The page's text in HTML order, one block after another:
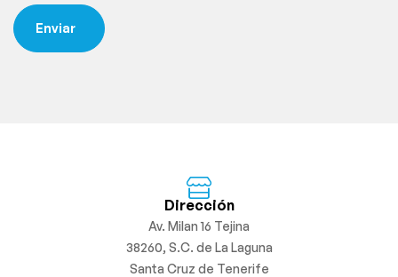
Dirección
Av. Milan 16 Tejina
38260, S.C. de La Laguna
Santa Cruz de Tenerife